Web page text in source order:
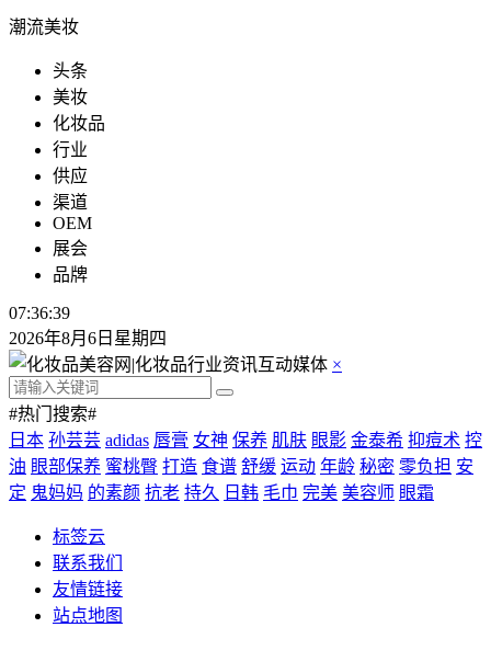
潮流美妆
头条
美妆
化妆品
行业
供应
渠道
OEM
展会
品牌
07:36:39
2026年8月6日星期四
×
#热门搜索#
日本 孙芸芸 adidas 唇膏 女神 保养 肌肤 眼影 金泰希 抑痘术 控
油 眼部保养 蜜桃臀 打造 食谱 舒缓 运动 年龄 秘密 零负担 安
定 鬼妈妈 的素颜 抗老 持久 日韩 毛巾 完美 美容师 眼霜
标签云
联系我们
友情链接
站点地图